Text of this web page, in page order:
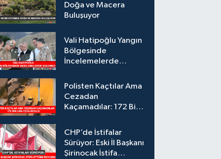
Doğa ve Macera
Buluşuyor
Vali Hatipoğlu Yangın
Bölgesinde
İncelemelerde
Polisten Kaçtılar Ama
Cezadan
Kaçamadılar: 172 Bin
CHP’de İstifalar
Sürüyor: Eski İl Başkanı
Şirinocak İstifa